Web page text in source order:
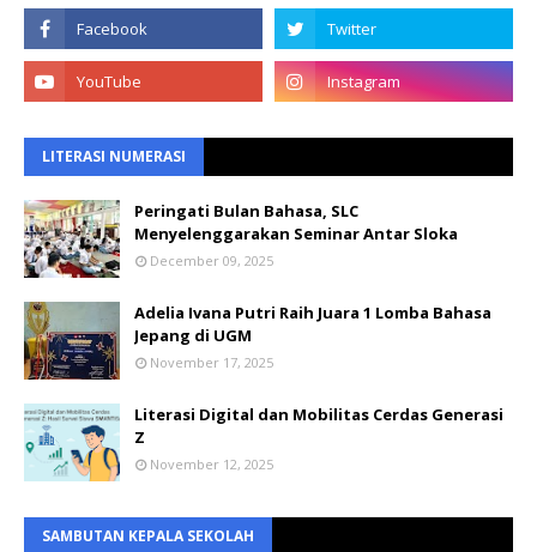
LITERASI NUMERASI
Peringati Bulan Bahasa, SLC
Menyelenggarakan Seminar Antar Sloka
December 09, 2025
Adelia Ivana Putri Raih Juara 1 Lomba Bahasa
Jepang di UGM
November 17, 2025
Literasi Digital dan Mobilitas Cerdas Generasi
Z
November 12, 2025
SAMBUTAN KEPALA SEKOLAH